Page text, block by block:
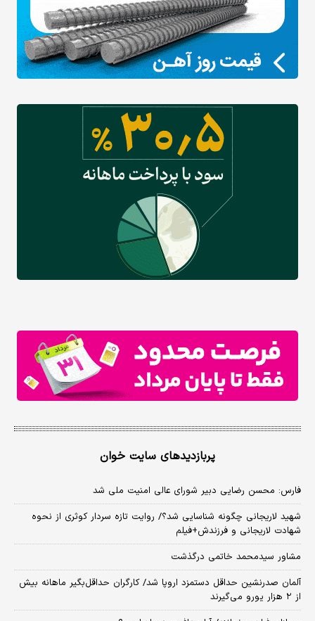
پربازدیدهای سایت خوان
فارس: محسن رضایی دبیر شورای عالی امنیت ملی شد
شهید لاریجانی چگونه شناسایی شد؟/ روایت تازه سردار کوثری از نحوه
شهادت لاریجانی و فرزندش+فیلم
مشاور سیدمحمد خاتمی درگذشت
آلمان صدرنشین حداقل دستمزد اروپا شد/ کارگران حداقل‌بگیر ماهانه بیش
از ۲ هزار یورو می‌گیرند